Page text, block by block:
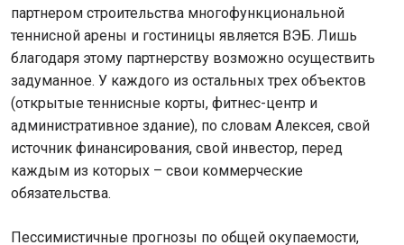
партнером строительства многофункциональной
теннисной арены и гостиницы является ВЭБ. Лишь
благодаря этому партнерству возможно осуществить
задуманное. У каждого из остальных трех объектов
(открытые теннисные корты, фитнес-центр и
административное здание), по словам Алексея, свой
источник финансирования, свой инвестор, перед
каждым из которых – свои коммерческие
обязательства.
Пессимистичные прогнозы по общей окупаемости,